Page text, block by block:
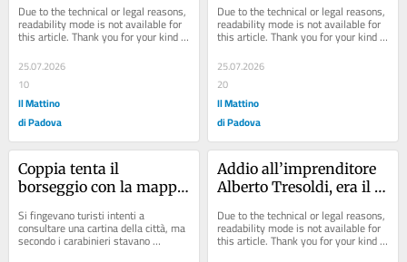
ricorrono in appello
Due to the technical or legal reasons,
readability mode is not available for
this article. Thank you for your kind
25.07.2026
10
Il Mattino
di Padova
di morire»
Due to the technical or legal reasons,
readability mode is not available for
this article. Thank you for your kind
25.07.2026
20
Il Mattino
di Padova
Coppia tenta il
borseggio con la mappa
fermare i ladri un
carabiniere fuori
Si fingevano turisti intenti a
consultare una cartina della città, ma
secondo i carabinieri stavano
Addio all’imprenditore
Alberto Tresoldi, era il re
Due to the technical or legal reasons,
readability mode is not available for
this article. Thank you for your kind